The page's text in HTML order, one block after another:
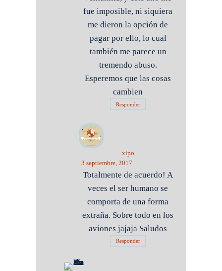
fue imposible, ni siquiera
me dieron la opción de
pagar por ello, lo cual
también me parece un
tremendo abuso.
Esperemos que las cosas
cambien
Responder
xipo
3 septiembre, 2017
Totalmente de acuerdo! A
veces el ser humano se
comporta de una forma
extraña. Sobre todo en los
aviones jajaja Saludos
Responder